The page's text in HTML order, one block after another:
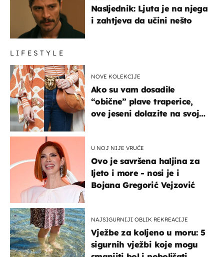
Nasljednik: Ljuta je na njega
i zahtjeva da učini nešto
LIFESTYLE
NOVE KOLEKCIJE
Ako su vam dosadile
“obične” plave traperice,
ove jeseni dolazite na svoje
U NOJ NIJE VRUĆE
Ovo je savršena haljina za
ljeto i more - nosi je i
Bojana Gregorić Vejzović
NAJSIGURNIJI OBLIK REKREACIJE
Vježbe za koljeno u moru: 5
sigurnih vježbi koje mogu